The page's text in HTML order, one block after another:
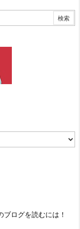
ログを読むには！